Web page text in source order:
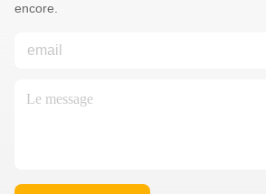
encore.